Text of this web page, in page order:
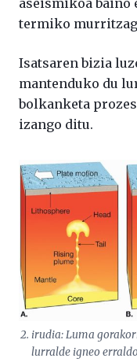
termiko
Isatsaren bizia
mantenduko du
bolkanketa
izango ditu.
2. irudia: Luma
lurralde igneo